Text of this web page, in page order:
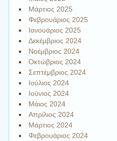
Μάρτιος 2025
Φεβρουάριος 2025
Ιανουάριος 2025
Δεκέμβριος 2024
Νοέμβριος 2024
Οκτώβριος 2024
Σεπτέμβριος 2024
Ιούλιος 2024
Ιούνιος 2024
Μάιος 2024
Απρίλιος 2024
Μάρτιος 2024
Φεβρουάριος 2024